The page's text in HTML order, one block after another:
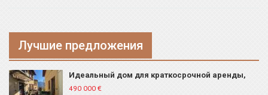
Лучшие предложения
Идеальный дом для краткосрочной аренды,
Тремеццина, ID 41
490 000 €